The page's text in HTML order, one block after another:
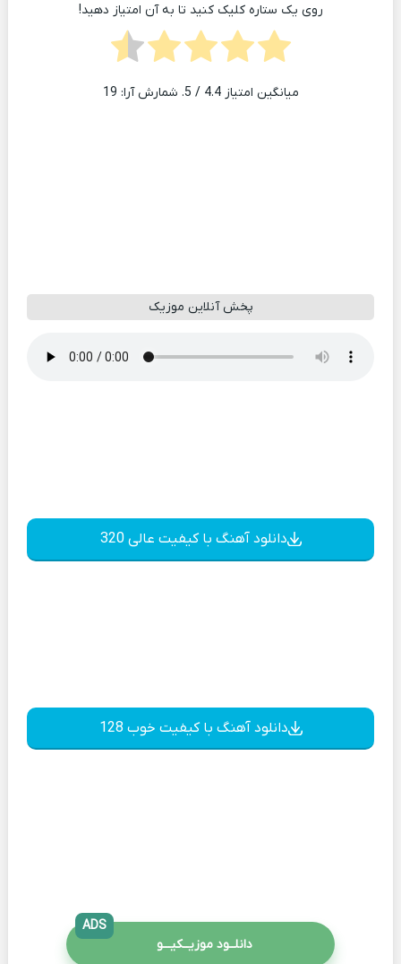
روی یک ستاره کلیک کنید تا به آن امتیاز دهید!
میانگین امتیاز4.4 / 5. شمارش آرا: 19
پخش آنلاین موزیک
دانلود آهنگ با کیفیت عالی 320
دانلود آهنگ با کیفیت خوب 128
دانلــود موزیــکیـــو
ADS